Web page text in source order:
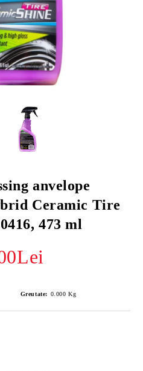
anvelope
Ceramic Tire
473 ml
Greutate: 0.000 Kg